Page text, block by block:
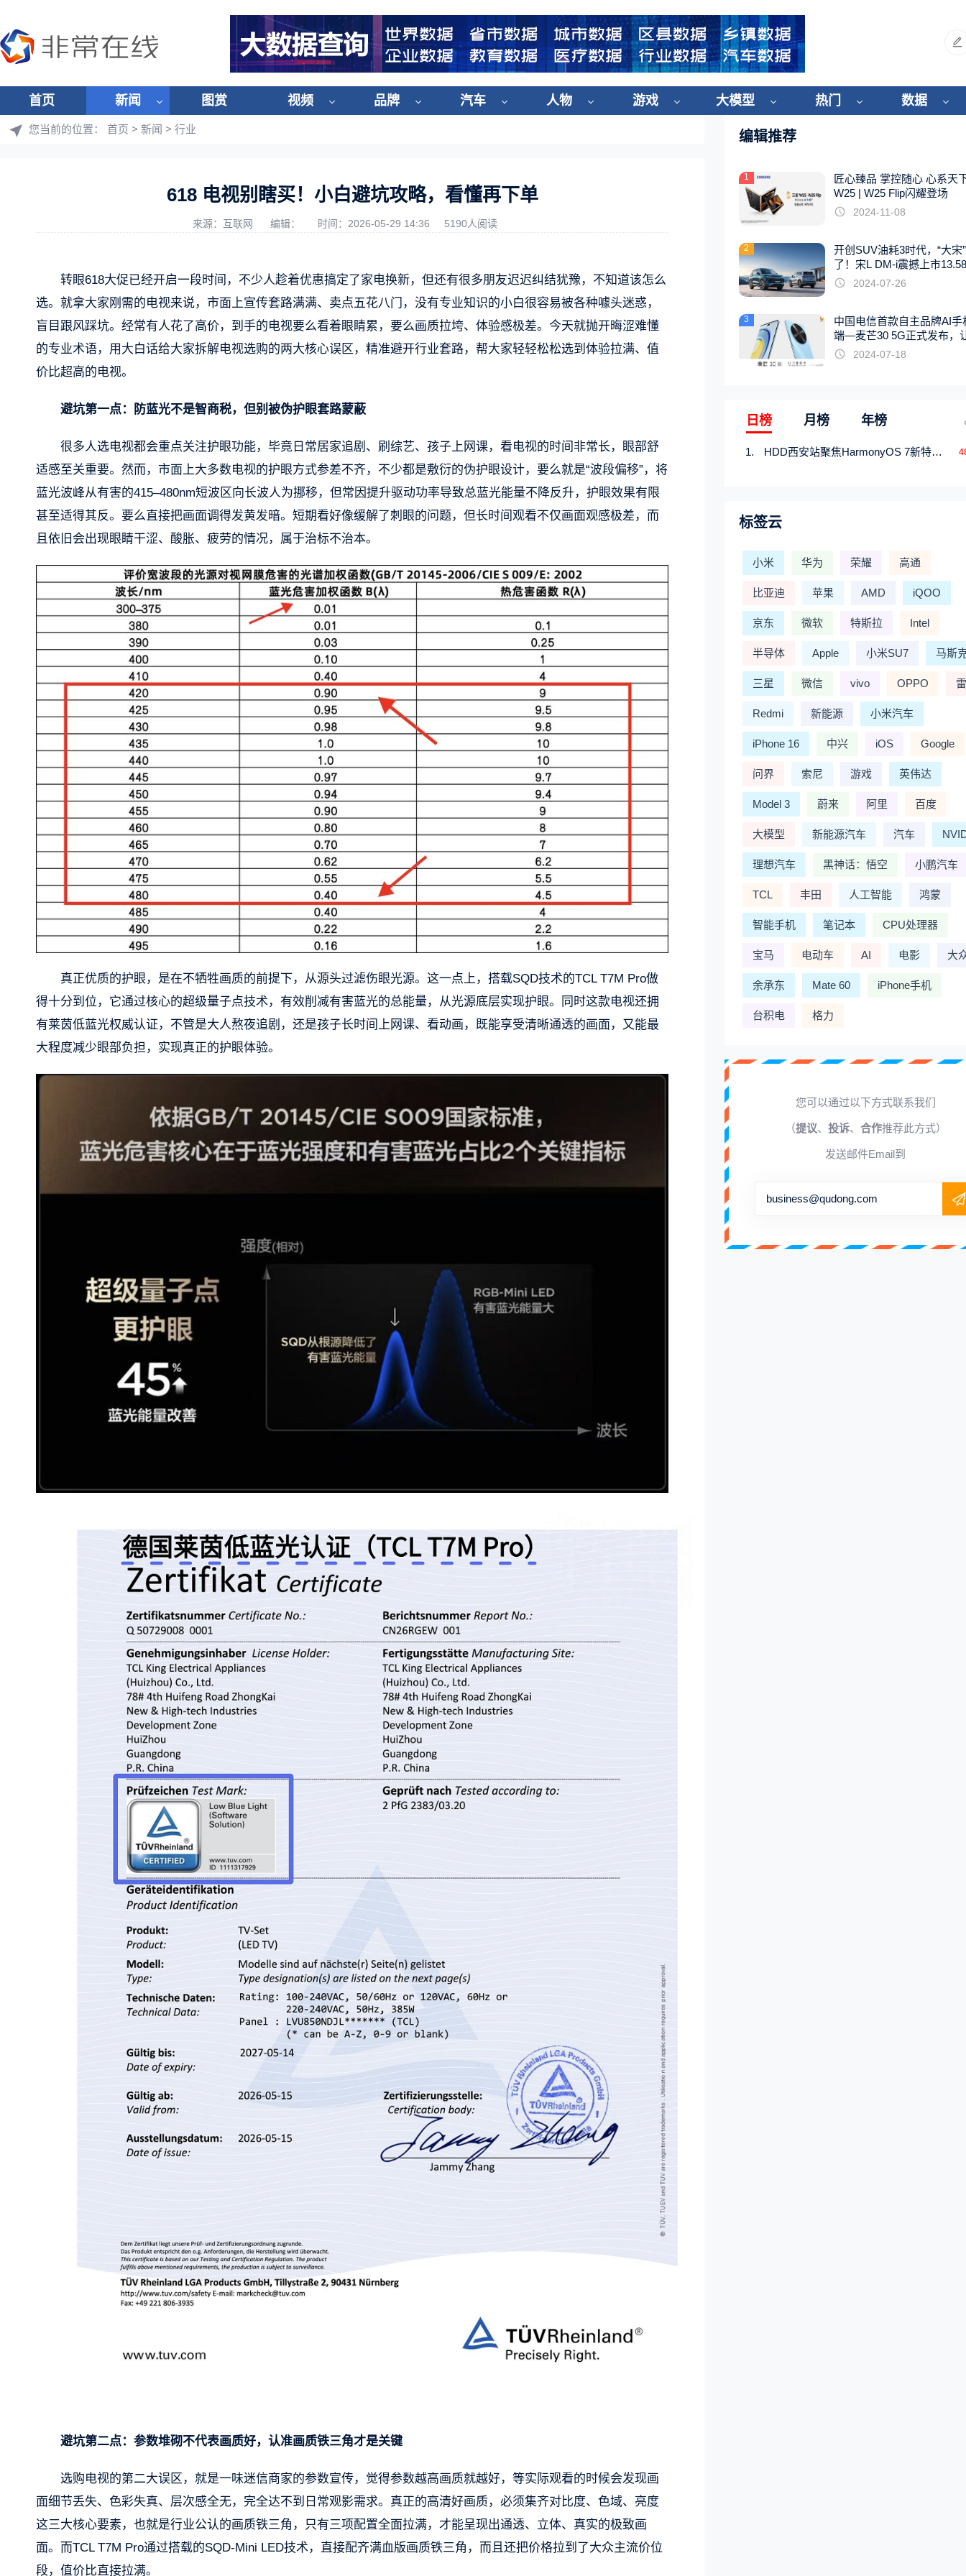
首页 新闻 图赏 视频 品牌 汽车 人物 游戏 大模型 热门 数据
您当前的位置： 首页 > 新闻 > 行业
618 电视别瞎买！小白避坑攻略，看懂再下单
来源：互联网 编辑： 时间：2026-05-29 14:36 5190人阅读
转眼618大促已经开启一段时间，不少人趁着优惠搞定了家电换新，但还有很多朋友迟迟纠结犹豫，不知道该怎么
选。就拿大家刚需的电视来说，市面上宣传套路满满、卖点五花八门，没有专业知识的小白很容易被各种噱头迷惑，
盲目跟风踩坑。经常有人花了高价，到手的电视要么看着眼睛累，要么画质拉垮、体验感极差。今天就抛开晦涩难懂
的专业术语，用大白话给大家拆解电视选购的两大核心误区，精准避开行业套路，帮大家轻轻松松选到体验拉满、值
价比超高的电视。
避坑第一点：防蓝光不是智商税，但别被伪护眼套路蒙蔽
很多人选电视都会重点关注护眼功能，毕竟日常居家追剧、刷综艺、孩子上网课，看电视的时间非常长，眼部舒
适感至关重要。然而，市面上大多数电视的护眼方式参差不齐，不少都是敷衍的伪护眼设计，要么就是“波段偏移”，将
蓝光波峰从有害的415–480nm短波区向长波人为挪移，但常因提升驱动功率导致总蓝光能量不降反升，护眼效果有限
甚至适得其反。要么直接把画面调得发黄发暗。短期看好像缓解了刺眼的问题，但长时间观看不仅画面观感极差，而
且依旧会出现眼睛干涩、酸胀、疲劳的情况，属于治标不治本。
真正优质的护眼，是在不牺牲画质的前提下，从源头过滤伤眼光源。这一点上，搭载SQD技术的TCL T7M Pro做
得十分到位，它通过核心的超级量子点技术，有效削减有害蓝光的总能量，从光源底层实现护眼。同时这款电视还拥
有莱茵低蓝光权威认证，不管是大人熬夜追剧，还是孩子长时间上网课、看动画，既能享受清晰通透的画面，又能最
大程度减少眼部负担，实现真正的护眼体验。
避坑第二点：参数堆砌不代表画质好，认准画质铁三角才是关键
选购电视的第二大误区，就是一味迷信商家的参数宣传，觉得参数越高画质就越好，等实际观看的时候会发现画
面细节丢失、色彩失真、层次感全无，完全达不到日常观影需求。真正的高清好画质，必须集齐对比度、色域、亮度
这三大核心要素，也就是行业公认的画质铁三角，只有三项配置全面拉满，才能呈现出通透、立体、真实的极致画
面。而TCL T7M Pro通过搭载的SQD-Mini LED技术，直接配齐满血版画质铁三角，而且还把价格拉到了大众主流价位
段，值价比直接拉满。
编辑推荐
1
匠心臻品 掌控随心 心系天
W25 | W25 Flip闪耀登场
2024-11-08
2
开创SUV油耗3时代，“大宋
了！宋L DM-i震撼上市
起
2024-07-26
3
中国电信首款自主品牌AI手
端—麦芒30 5G正式发布，
触手可及2024-07-18
日榜 月榜 年榜
HDD西安站聚焦HarmonyOS 7新特性，解锁从互联到智能的应用开发新范式
标签云
小米 华为 荣耀 高通
比亚迪 苹果 AMD iQOO
京东 微软 特斯拉 Intel
半导体 Apple 小米SU7 马斯
三星 微信 vivo OPPO
Redmi 新能源 小米汽车
iPhone 16 中兴 iOS Google
问界 索尼 游戏 英伟达
Model 3 蔚来 阿里 百度
大模型 新能源汽车 汽车
理想汽车 黑神话：悟空 小鹏汽车
TCL 丰田 人工智能 鸿蒙
智能手机 笔记本 CPU处理器
宝马 电动车 AI 电影 大
余承东 Mate 60 iPhone手机
台积电 格力
您可以通过以下方式联系我们
（提议、 投诉、 合作推荐此方式）
发送邮件Email到
business@qudong.com